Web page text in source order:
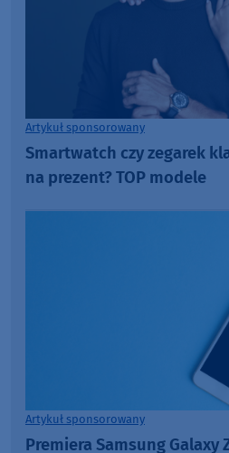
Artykuł sponsorowany
Smartwatch czy zegarek
na prezent? TOP modele
Artykuł sponsorowany
Premiera Samsung Galaxy